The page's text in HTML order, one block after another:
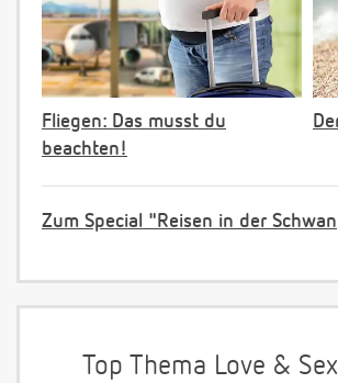
Fliegen: Das musst du
beachten!
Zum Special "Reisen in der
Top Thema Love &